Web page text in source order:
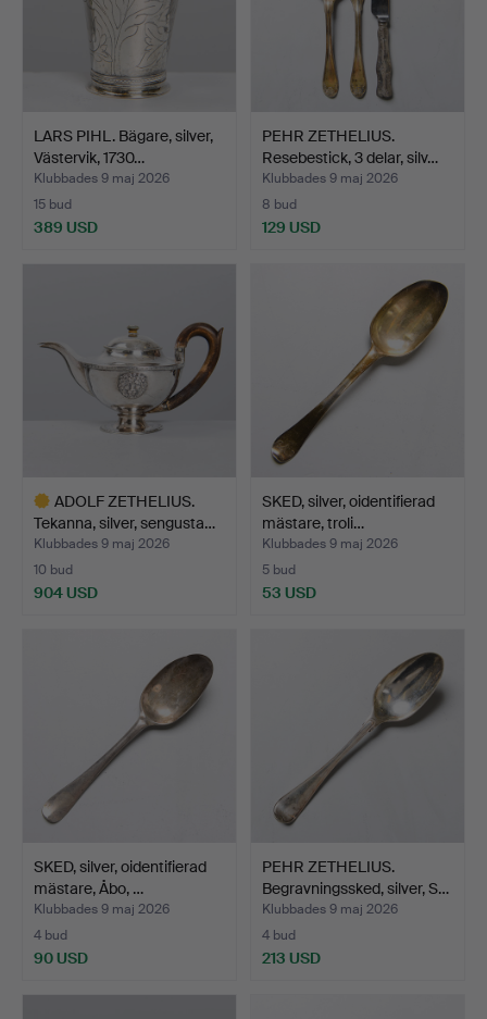
LARS PIHL. Bägare, silver,
Västervik, 1730…
Klubbades 9 maj 2026
15 bud
389 USD
PEHR ZETHELIUS.
Resebestick, 3 delar, silv…
Klubbades 9 maj 2026
8 bud
129 USD
ADOLF ZETHELIUS.
Tekanna, silver, sengusta…
Klubbades 9 maj 2026
10 bud
904 USD
SKED, silver, oidentifierad
mästare, troli…
Klubbades 9 maj 2026
5 bud
53 USD
SKED, silver, oidentifierad
mästare, Åbo, …
Klubbades 9 maj 2026
4 bud
90 USD
PEHR ZETHELIUS.
Begravningssked, silver, S…
Klubbades 9 maj 2026
4 bud
213 USD